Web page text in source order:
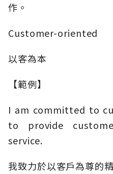
作。
Customer-oriented
以客為本
【範例】
I am committed to
to provide
service.
我致力於以客戶為尊的